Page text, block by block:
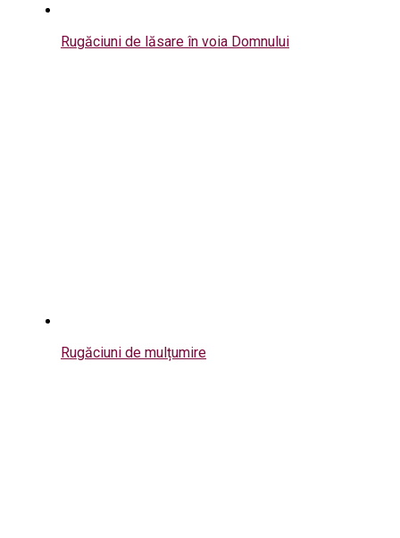
Rugăciuni de lăsare în voia Domnului
Rugăciuni de mulțumire